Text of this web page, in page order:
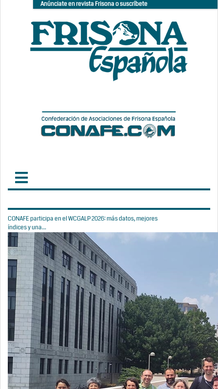
Anúnciate en revista Frisona o suscríbete
CONAFE participa en el WCGALP 2026: más datos, mejores
índices y una...